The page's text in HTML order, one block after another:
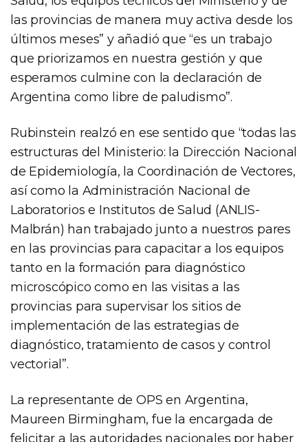
las provincias de manera muy activa desde los
últimos meses” y añadió que “es un trabajo
que priorizamos en nuestra gestión y que
esperamos culmine con la declaración de
Argentina como libre de paludismo”.
Rubinstein realzó en ese sentido que “todas las
estructuras del Ministerio: la Dirección Nacional
de Epidemiología, la Coordinación de Vectores,
así como la Administración Nacional de
Laboratorios e Institutos de Salud (ANLIS-
Malbrán) han trabajado junto a nuestros pares
en las provincias para capacitar a los equipos
tanto en la formación para diagnóstico
microscópico como en las visitas a las
provincias para supervisar los sitios de
implementación de las estrategias de
diagnóstico, tratamiento de casos y control
vectorial”.
La representante de OPS en Argentina,
Maureen Birmingham, fue la encargada de
felicitar a las autoridades nacionales por haber